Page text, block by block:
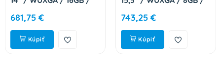
/ Gray / 2R
83HR0061CK
681,75 €
Kúpiť
OS / Cosmic Blue / 2R
83K101JUCK
743,25 €
Kúpiť